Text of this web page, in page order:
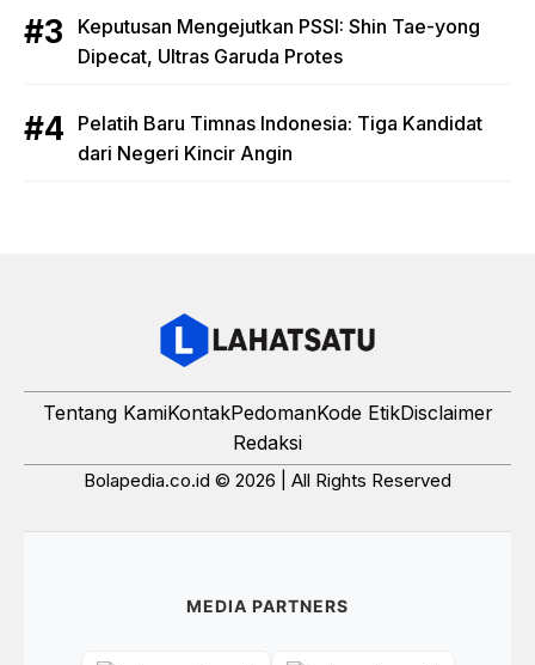
Keputusan Mengejutkan PSSI: Shin Tae-yong
Dipecat, Ultras Garuda Protes
Pelatih Baru Timnas Indonesia: Tiga Kandidat
dari Negeri Kincir Angin
Tentang KamiKontakPedomanKode EtikDisclaimer
Redaksi
Bolapedia.co.id © 2026 | All Rights Reserved
MEDIA PARTNERS